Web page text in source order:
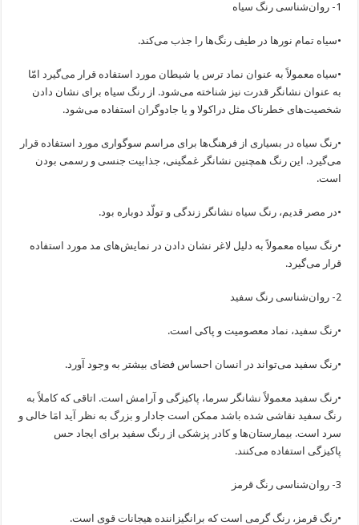
1- روان‌شناسی رنگ سیاه
•سیاه تمام نورها در طیف رنگ‌ها را جذب می‌کند.
•سیاه معمولاً به عنوان نماد ترس یا شیطان مورد استفاده قرار می‌گیرد امّا
به عنوان نشانگر قدرت نیز شناخته می‌شود. از رنگ سیاه برای نشان دادن
شخصیت‌های خطرناک مثل دراکولا و یا جادوگران استفاده می‌شود.
•رنگ سیاه در بسیاری از فرهنگ‌ها برای مراسم سوگواری مورد استفاده قرار
می‌گیرد. این رنگ همچنین نشانگر غمگینی، جذابیت جنسی و رسمی بودن
است.
•در مصر قدیم، رنگ سیاه نشانگر زندگی و تولّد دوباره بود.
•رنگ سیاه معمولاً به دلیل لاغر نشان دادن در نمایش‌های مد مورد استفاده
قرار می‌گیرد.
2- روان‌شناسی رنگ سفید
•رنگ سفید، نماد معصومیت و پاکی است.
•رنگ سفید می‌تواند در انسان احساس فضای بیشتر به وجود آورد.
•رنگ سفید معمولاً نشانگر سرما، پاکیزگی و آرامش است. اتاقی که کاملاً به
رنگ سفید نقاشی شده باشد ممکن است جادار و بزرگ به نظر آید امَا خالی و
سرد است. بیمارستان‌ها و کادر پزشکی از رنگ سفید برای ایجاد حس
پاکیزگی استفاده می‌کنند.
3- روان‌شناسی رنگ قرمز
•رنگ قرمز، رنگ گرمی است که برانگیزاننده هیجانات قوی است.